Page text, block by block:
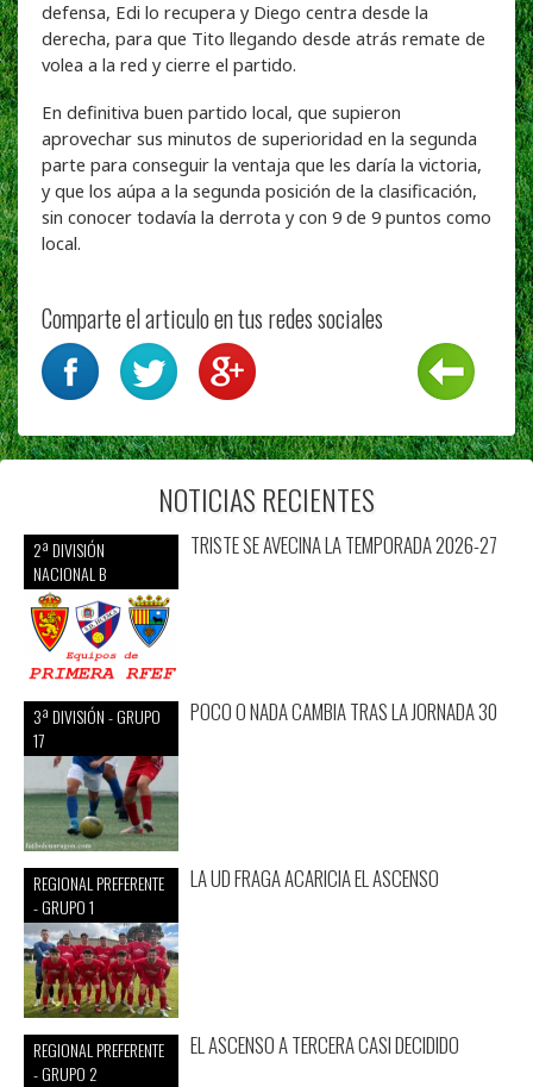
defensa, Edi lo recupera y Diego centra desde la
derecha, para que Tito llegando desde atrás remate de
volea a la red y cierre el partido.
En definitiva buen partido local, que supieron
aprovechar sus minutos de superioridad en la segunda
parte para conseguir la ventaja que les daría la victoria,
y que los aúpa a la segunda posición de la clasificación,
sin conocer todavía la derrota y con 9 de 9 puntos como
local.
Comparte el articulo en tus redes sociales
NOTICIAS RECIENTES
2ª DIVISIÓN
NACIONAL B
TRISTE SE AVECINA LA TEMPORADA 2026-27
3ª DIVISIÓN - GRUPO
17
POCO O NADA CAMBIA TRAS LA JORNADA 30
REGIONAL PREFERENTE
- GRUPO 1
LA UD FRAGA ACARICIA EL ASCENSO
REGIONAL PREFERENTE
- GRUPO 2
EL ASCENSO A TERCERA CASI DECIDIDO